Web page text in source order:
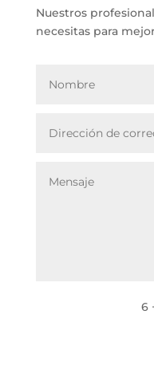
Nuestros
necesitas para
6